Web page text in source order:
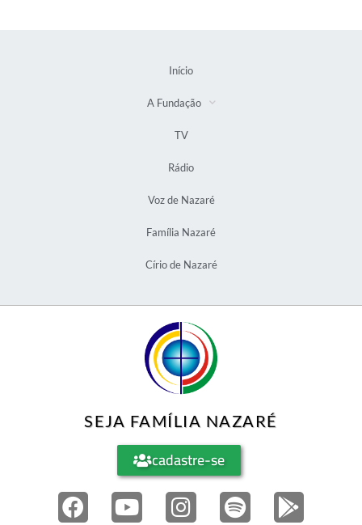
Início
A Fundação
TV
Rádio
Voz de Nazaré
Família Nazaré
Círio de Nazaré
SEJA FAMÍLIA NAZARÉ
cadastre-se